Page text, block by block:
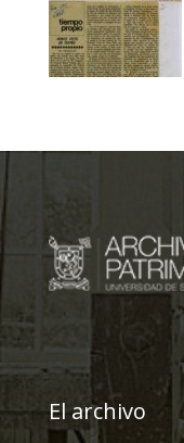
El archivo